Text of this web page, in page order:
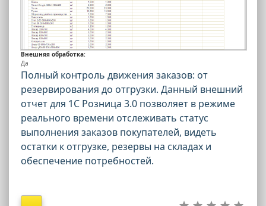
Внешняя обработка:
Да
Полный контроль движения заказов: от
резервирования до отгрузки. Данный внешний
отчет для 1С Розница 3.0 позволяет в режиме
реального времени отслеживать статус
выполнения заказов покупателей, видеть
остатки к отгрузке, резервы на складах и
обеспечение потребностей.